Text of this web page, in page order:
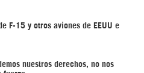
F-15 y otros aviones de EEUU e
nuestros derechos, no nos